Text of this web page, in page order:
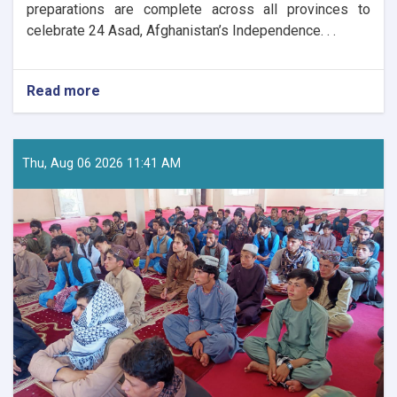
preparations are complete across all provinces to
celebrate 24 Asad, Afghanistan’s Independence. . .
Read more
Nationwide
Underway
for
Independence
Day
Celebrations
Thu, Aug 06 2026 11:41 AM